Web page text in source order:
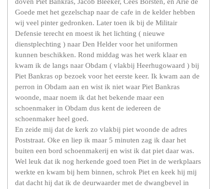
Goede met het gezelschap naar de cafe in de kelder hebben
wij veel pinter gedronken. Later toen ik bij de Militair
Defensie terecht en moest ik het lichting ( nieuwe
dienstplechting ) naar Den Helder voor het uniformen
kunnen beschikken. Rond middag was het werk klaar en
kwam ik de langs naar Obdam ( vlakbij Heerhugowaard ) bij
Piet Bankras op bezoek voor het eerste keer. Ik kwam aan de
perron in Obdam aan en wist ik niet waar Piet Bankras
woonde, maar noem ik dat het bekende maar een
schoenmaker in Obdam dus kent de iedereen de
schoenmaker heel goed.
En zeide mij dat de kerk zo vlakbij piet woonde de adres
Poststraat. Oke en liep ik maar 5 minuten zag ik daar het
buiten een bord schoenmakerij en wist ik dat piet daar was.
Wel leuk dat ik nog herkende goed toen Piet in de werkplaars
werkte en kwam bij hem binnen, schrok Piet en keek hij mij
dat dacht hij dat ik de deurwaarder met de dwangbevel in